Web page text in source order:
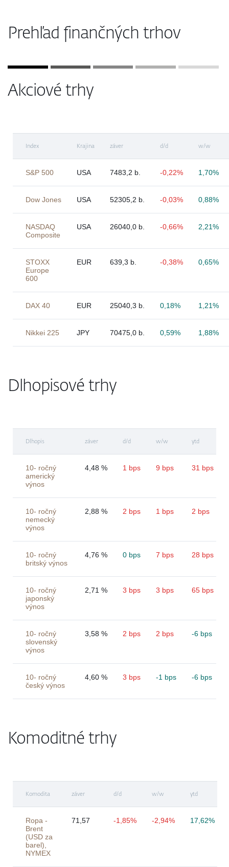
Prehľad finančných trhov
Akciové trhy
Index Krajina záver d/d w/w
S&P 500 USA 7483,2 b. -0,22% 1,70%
Dow Jones USA 52305,2 b. -0,03% 0,88%
NASDAQ
Composite
USA 26040,0 b. -0,66% 2,21%
STOXX
Europe
600
EUR 639,3 b. -0,38% 0,65%
DAX 40 EUR 25040,3 b. 0,18% 1,21%
Nikkei 225 JPY 70475,0 b. 0,59% 1,88%
Dlhopisové trhy
Dlhopis záver d/d w/w ytd
10- ročný
americký
výnos
4,48 % 1 bps 9 bps 31 bps
10- ročný
nemecký
výnos
2,88 % 2 bps 1 bps 2 bps
10- ročný
britský výnos
4,76 % 0 bps 7 bps 28 bps
10- ročný
japonský
výnos
2,71 % 3 bps 3 bps 65 bps
10- ročný
slovenský
výnos
3,58 % 2 bps 2 bps -6 bps
10- ročný
český výnos
4,60 % 3 bps -1 bps -6 bps
Komoditné trhy
Komodita záver d/d w/w ytd
Ropa -
Brent
(USD za
barel),
NYMEX
71,57 -1,85% -2,94% 17,62%